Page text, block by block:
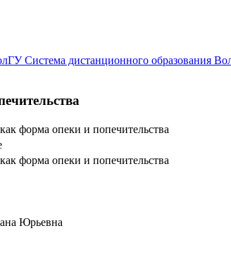
Система дистанционного образования
форма опеки и попечительства
форма опеки и попечительства
Юрьевна